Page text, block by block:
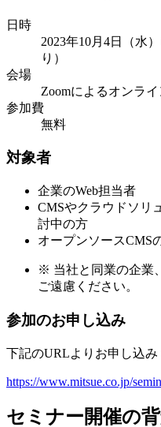
日時
2023年10月4日（水
り）
会場
Zoomによるオンラ
参加費
無料
対象者
企業のWeb担当者
CMSやクラウドソリ
討中の方
オープンソースCMS
※ 当社と同業の企業
ご遠慮ください。
参加のお申し込み
下記のURLよりお申し込み
https://www.mitsue.co.jp/
セミナー開催の